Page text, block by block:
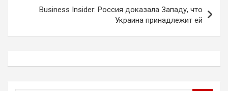
Business Insider: Россия доказала Западу, что
Украина принадлежит ей